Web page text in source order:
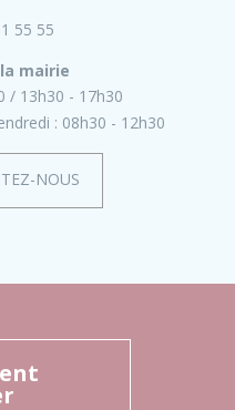
55 55
mairie
13h30 - 17h30
: 08h30 - 12h30
NOUS